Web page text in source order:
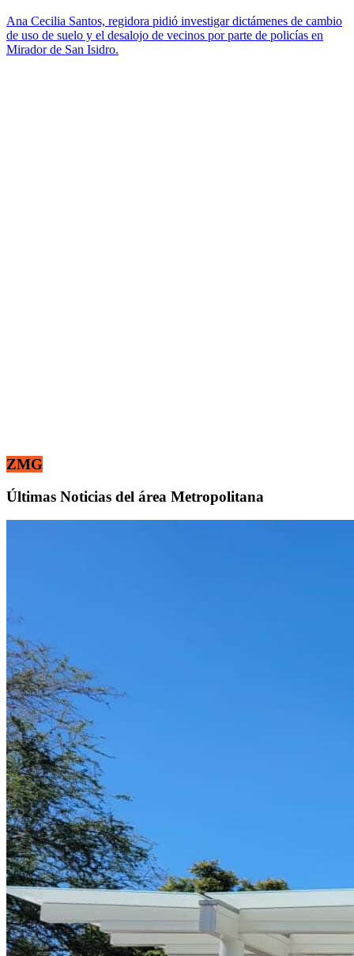
Ana Cecilia Santos, regidora pidió investigar dictámenes de cambio
de uso de suelo y el desalojo de vecinos por parte de policías en
Mirador de San Isidro.
ZMG
Últimas Noticias del área Metropolitana